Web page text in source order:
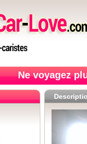
Ne voyagez